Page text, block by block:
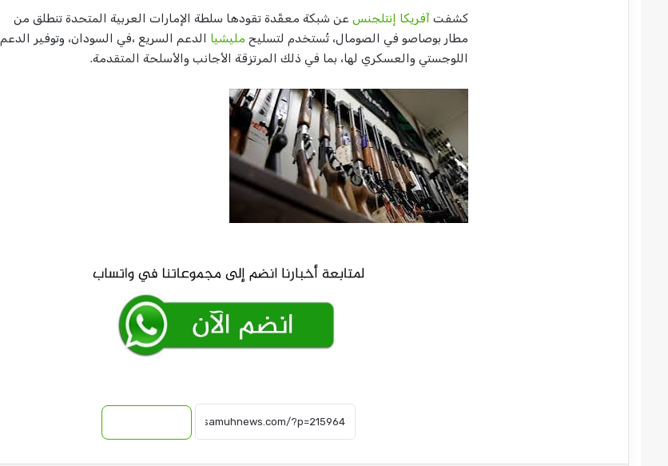
كشفت آفريكا إنتلجنسعن شبكة معقّدة تقودها سلطة الإمارات العربية المتحدة تنطلق من
مطار بوصاصو في الصومال، تُستخدم لتسليح مليشيا الدعم السريع ،في السودان، وتوفير الدعم
اللوجستي والعسكري لها، بما في ذلك المرتزقة الأجانب والأسلحة المتقدمة.
في شهرها التاسع!!
مسيرات وقصف تستهدف مدينة الدلنج
روايات مذهلة.. كيف يتم تغيير هوية الذهب
المهرب من السودان إلى الإمارات!!